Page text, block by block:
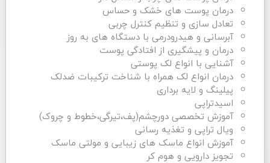
درمان پوست های خشک و حساس
تعادل سازی و تنظیم کنترل چربی
آبرسانی و هیدرودرمی با دستگاه های به روز
درمان و پیشگیری از افتادگی پوست
آشنایی با انواع لک پوستی
درمان انواع لک همراه با شناخت ترکیبات ضدلک
پیلینگ و لایه برداری
اسیدتراپی
آموزش تخصصی دورچشم(پف،تیرگی،خطوط و چروک)
ویال تراپی و تغذیه رسانی
آموزش انواع ماسک های زیبایی و مولتی ماسک
تجویز دارویی و هوم کر